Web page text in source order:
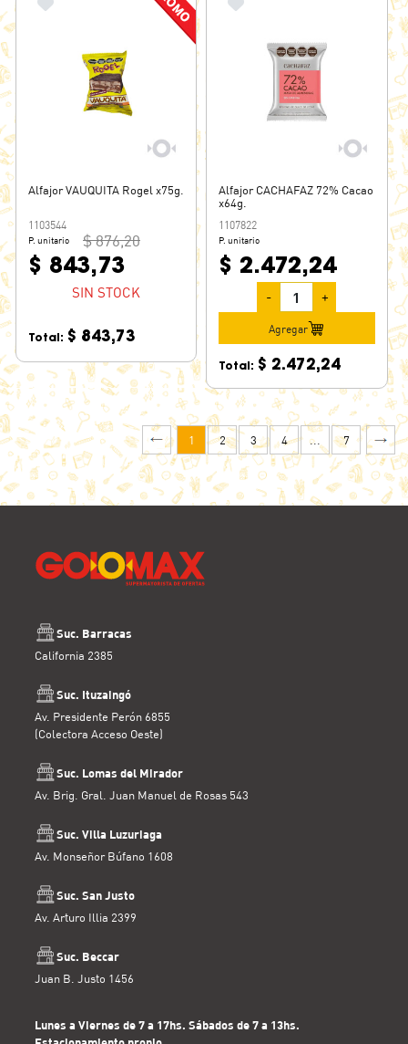
Alfajor VAUQUITA Rogel x75g.
1103544
P. unitario $ 876,20
$ 843,73
SIN STOCK
Total: $ 843,73
Alfajor CACHAFAZ 72% Cacao
x64g.
1107822
P. unitario
$ 2.472,24
- +
Agregar
Total: $ 2.472,24
1 2 3 4 ... 7
Suc. Barracas
California 2385
Suc. Ituzaingó
Av. Presidente Perón 6855
(Colectora Acceso Oeste)
Suc. Lomas del Mirador
Av. Brig. Gral. Juan Manuel de Rosas 543
Suc. Villa Luzuriaga
Av. Monseñor Búfano 1608
Suc. San Justo
Av. Arturo Illia 2399
Suc. Beccar
Juan B. Justo 1456
Lunes a Viernes de 7 a 17hs. Sábados de 7 a 13hs.